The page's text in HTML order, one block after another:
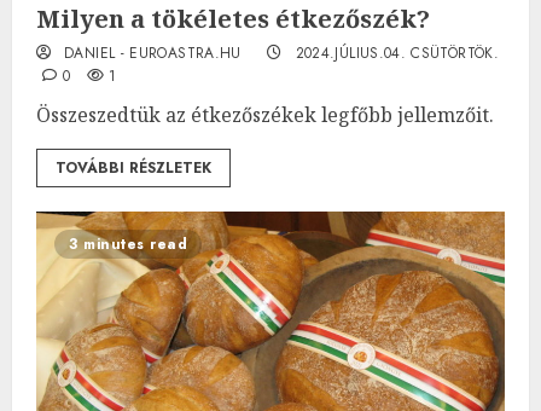
Milyen a tökéletes étkezőszék?
DANIEL - EUROASTRA.HU
2024.JÚLIUS.04. CSÜTÖRTÖK.
0
1
Összeszedtük az étkezőszékek legfőbb jellemzőit.
TOVÁBBI RÉSZLETEK
3 minutes read